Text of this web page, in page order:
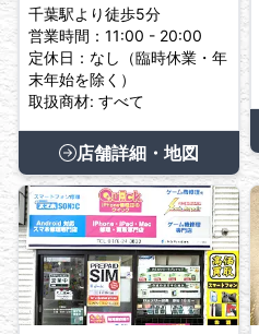
千葉駅より徒歩5分
営業時間：11:00 - 20:00
定休日：なし（臨時休業・年
末年始を除く）
取扱商材: すべて
店舗詳細・地図